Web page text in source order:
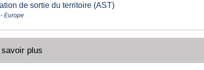
de sortie du territoire (AST)
Europe
plus